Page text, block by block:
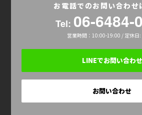
お電話でのお問い合わせ
Tel: 06-6484-
営業時間：10:00-19:00 / 定休日:
LINEでお問い合わせ
お問い合わせ